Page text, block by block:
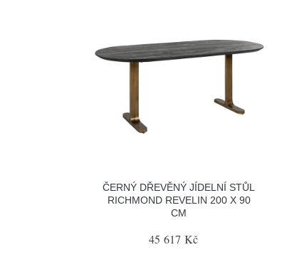
ČERNÝ DŘEVĚNÝ JÍDELNÍ STŮL
RICHMOND REVELIN 200 X 90
CM
45 617 Kč